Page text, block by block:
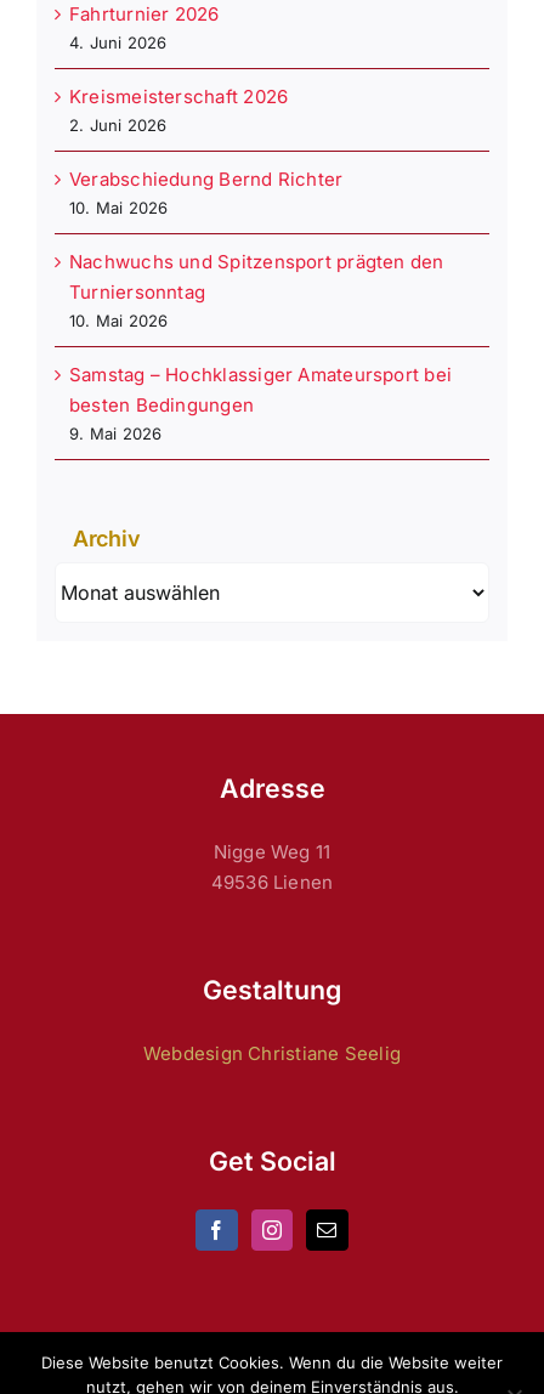
Fahrturnier 2026
4. Juni 2026
Kreismeisterschaft 2026
2. Juni 2026
Verabschiedung Bernd Richter
10. Mai 2026
Nachwuchs und Spitzensport prägten den
Turniersonntag
10. Mai 2026
Samstag – Hochklassiger Amateursport bei
besten Bedingungen
9. Mai 2026
Archiv
Adresse
Nigge Weg 11
49536 Lienen
Gestaltung
Webdesign Christiane Seelig
Get Social
Diese Website benutzt Cookies. Wenn du die Website weiter
nutzt, gehen wir von deinem Einverständnis aus.